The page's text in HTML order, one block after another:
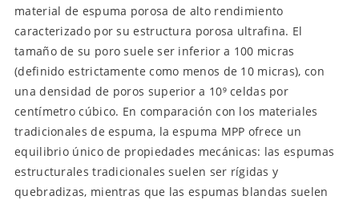
material de espuma porosa de alto rendimiento
caracterizado por su estructura porosa ultrafina. El
tamaño de su poro suele ser inferior a 100 micras
(definido estrictamente como menos de 10 micras), con
una densidad de poros superior a 10⁹ celdas por
centímetro cúbico. En comparación con los materiales
tradicionales de espuma, la espuma MPP ofrece un
equilibrio único de propiedades mecánicas: las espumas
estructurales tradicionales suelen ser rígidas y
quebradizas, mientras que las espumas blandas suelen